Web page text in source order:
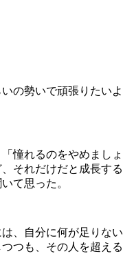
の勢いで頑張りたいよ
憧れるのをやめましょ
それだけだと成長する
て思った。
、自分に何が足りない
つも、その人を超える